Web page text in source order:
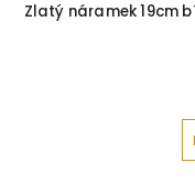
Zlatý náramek 19cm